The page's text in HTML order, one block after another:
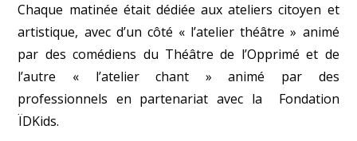
Chaque matinée était dédiée aux ateliers citoyen et
artistique, avec d’un côté « l’atelier théâtre » animé
par des comédiens du Théâtre de l’Opprimé et de
l’autre « l’atelier chant » animé par des
professionnels en partenariat avec la Fondation
ÏDKids.